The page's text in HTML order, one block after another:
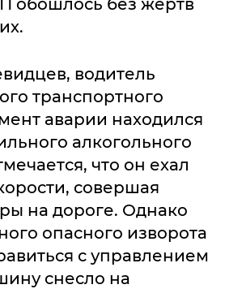
обошлось без жертв
водитель
транспортного
аварии находился
алкогольного
что он ехал
совершая
на дороге. Однако
опасного изворота
с управлением
снесло на